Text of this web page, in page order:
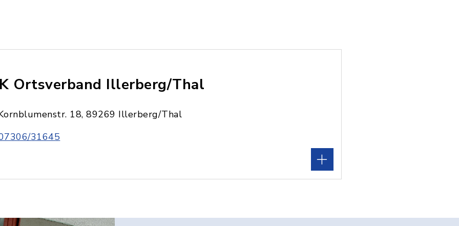
Ortsverband Illerberg/Thal
18, 89269 Illerberg/Thal
31645